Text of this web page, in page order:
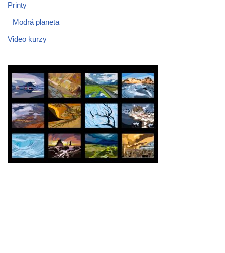
Printy
Modrá planeta
Video kurzy